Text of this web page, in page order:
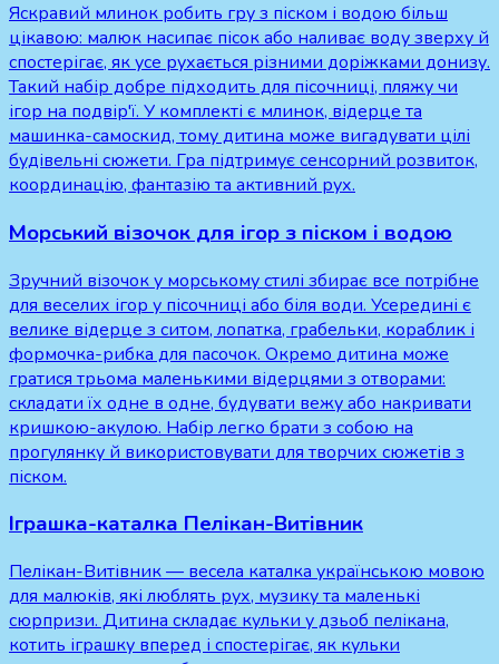
Яскравий млинок робить гру з піском і водою більш
цікавою: малюк насипає пісок або наливає воду зверху й
спостерігає, як усе рухається різними доріжками донизу.
Такий набір добре підходить для пісочниці, пляжу чи
ігор на подвір'ї. У комплекті є млинок, відерце та
машинка-самоскид, тому дитина може вигадувати цілі
будівельні сюжети. Гра підтримує сенсорний розвиток,
координацію, фантазію та активний рух.
Морський візочок для ігор з піском і водою
Зручний візочок у морському стилі збирає все потрібне
для веселих ігор у пісочниці або біля води. Усередині є
велике відерце з ситом, лопатка, грабельки, кораблик і
формочка-рибка для пасочок. Окремо дитина може
гратися трьома маленькими відерцями з отворами:
складати їх одне в одне, будувати вежу або накривати
кришкою-акулою. Набір легко брати з собою на
прогулянку й використовувати для творчих сюжетів з
піском.
Іграшка-каталка Пелікан-Витівник
Пелікан-Витівник — весела каталка українською мовою
для малюків, які люблять рух, музику та маленькі
сюрпризи. Дитина складає кульки у дзьоб пелікана,
котить іграшку вперед і спостерігає, як кульки